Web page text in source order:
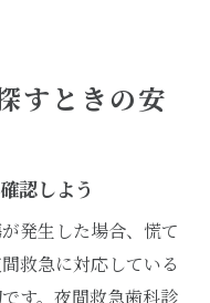
和らげる応急ケア
と注意点まとめ
める応急対応方法
いための知識
すときの安
認しよう
発生した場合、慌て
救急に対応している
す。夜間救急歯科診